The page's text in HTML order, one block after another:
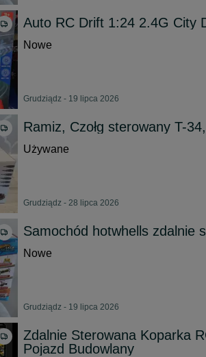
Auto RC Drift 1:24 2.4G City
Nowe
Grudziądz - 19 lipca 2026
Ramiz, Czołg sterowany T-
Używane
Grudziądz - 28 lipca 2026
Samochód hotwhells zdalnie
Nowe
Grudziądz - 19 lipca 2026
Zdalnie Sterowana Koparka
Pojazd Budowlany